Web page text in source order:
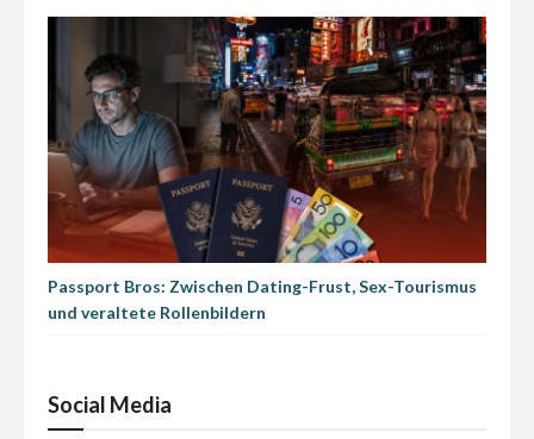
Passport Bros: Zwischen Dating-Frust, Sex-Tourismus
und veraltete Rollenbildern
Social Media